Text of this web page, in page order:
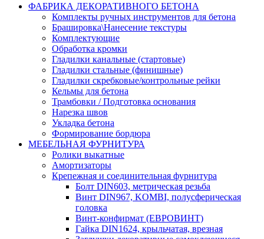
ФАБРИКА ДЕКОРАТИВНОГО БЕТОНА
Комплекты ручных инструментов для бетона
Брашировка\Нанесение текстуры
Комплектующие
Обработка кромки
Гладилки канальные (стартовые)
Гладилки стальные (финишные)
Гладилки скребковые/контрольные рейки
Кельмы для бетона
Трамбовки / Подготовка основания
Нарезка швов
Укладка бетона
Формирование бордюра
МЕБЕЛЬНАЯ ФУРНИТУРА
Ролики выкатные
Амортизаторы
Крепежная и соединительная фурнитура
Болт DIN603, метрическая резьба
Винт DIN967, KOMBI, полусферическая
головка
Винт-конфирмат (ЕВРОВИНТ)
Гайка DIN1624, крыльчатая, врезная